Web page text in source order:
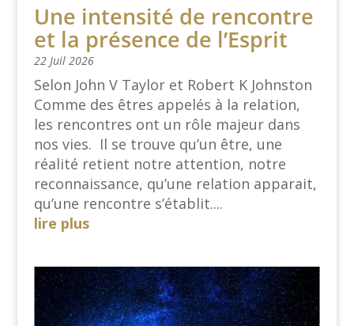
Une intensité de rencontre
et la présence de l’Esprit
22 Juil 2026
Selon John V Taylor et Robert K Johnston
Comme des êtres appelés à la relation,
les rencontres ont un rôle majeur dans
nos vies. Il se trouve qu’un être, une
réalité retient notre attention, notre
reconnaissance, qu’une relation apparait,
qu’une rencontre s’établit....
lire plus